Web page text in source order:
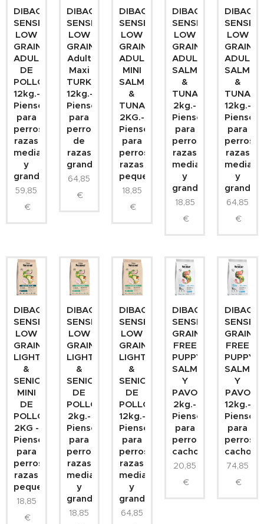
DIBAQ
SENSE
LOW
GRAIN
ADULTO
DE
POLLO
12kg.-
Pienso
para
perros
razas
medianas
y
grandes
59,85
€
DIBAQ
SENSE
LOW
GRAIN
Adult
Maxi
TURKEY
12kg.-
Pienso
para
perros
de
razas
grandes
64,85
€
DIBAQ
SENSE
LOW
GRAIN
ADULTO
MINI
SALMON
&
TUNA
2KG.-
Pienso
para
perros
razas
pequeñas
18,85
€
DIBAQ
SENSE
LOW
GRAIN
ADULTO
SALMON
&
TUNA
2kg.-
Pienso
para
perros
razas
medianas
y
grandes
18,85
€
DIBAQ
SENSE
LOW
GRAIN
ADULTO
SALMON
&
TUNA
12kg.-
Pienso
para
perros
razas
y
grandes
64,85
€
DIBAQ
SENSE
LOW
GRAIN
LIGHT
&
SENIOR
MINI
DE
POLLO
2KG -
Pienso
para
perros
razas
pequeñas
18,85
€
DIBAQ
SENSE
LOW
GRAIN
LIGHT
&
SENIOR
DE
POLLO
2kg.-
Pienso
para
perros
razas
medianas
y
grandes
18,85
DIBAQ
SENSE
LOW
GRAIN
LIGHT
&
SENIOR
DE
POLLO
12kg.-
Pienso
para
perros
razas
medianas
y
grandes
64,85
DIBAQ
SENSE
GRAIN
FREE
PUPPY
SALMÓN
Y
PAVO
2kg.-
Pienso
para
perros
cachorros
20,85
€
DIBAQ
SENSE
GRAIN
FREE
PUPPY
SALMÓN
Y
PAVO
12kg.-
Pienso
para
perros
74,85
€